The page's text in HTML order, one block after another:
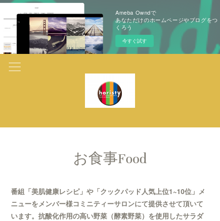
Ameba Owndで
あなただけのホームページやブログをつ
くろう
今すぐ試す
お食事Food
番組「美肌健康レシピ」や「クックパッド人気上位1~10位」メ
ニューをメンバー様コミニティーサロンにて提供させて頂いて
います。抗酸化作用の高い野菜（酵素野菜）を使用したサラダ